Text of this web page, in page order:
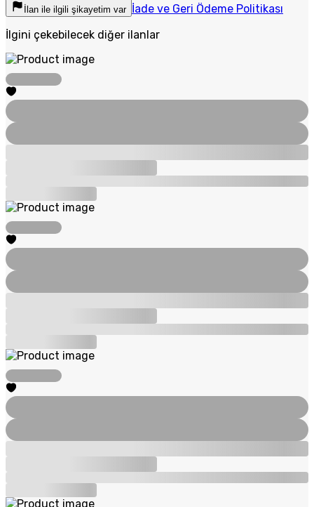
İlan ile ilgili şikayetim var İade ve Geri Ödeme Politikası
İlgini çekebilecek diğer ilanlar